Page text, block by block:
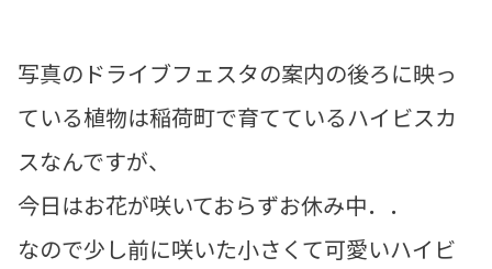
写真のドライブフェスタの案内の後ろに映っ
ている植物は稲荷町で育てているハイビスカ
スなんですが、
今日はお花が咲いておらずお休み中．．
なので少し前に咲いた小さくて可愛いハイビ